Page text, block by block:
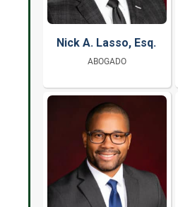
Nick A. Lasso, Esq.
ABOGADO